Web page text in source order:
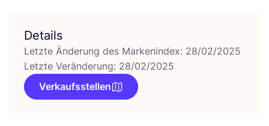
Details
Letzte Änderung des Markenindex: 28/02/2025
Letzte Veränderung: 28/02/2025
Verkaufsstellen